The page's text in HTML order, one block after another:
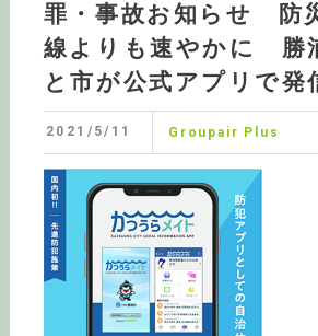
罪・事故お知らせ 防
線よりも速やかに 勝
と市が公式アプリで発
2021/5/11 Groupair Plus